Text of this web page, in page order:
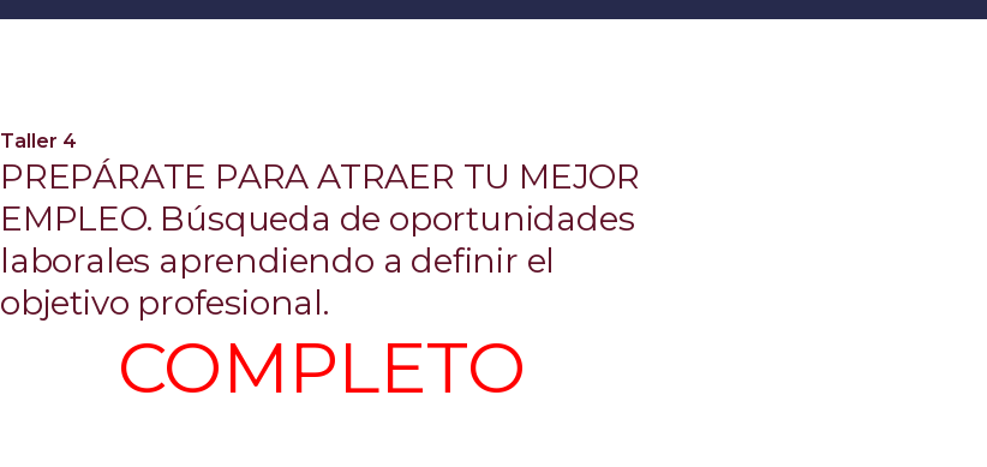
Taller 4
PREPÁRATE PARA ATRAER TU MEJOR
EMPLEO. Búsqueda de oportunidades
laborales aprendiendo a definir el
objetivo profesional.
COMPLETO